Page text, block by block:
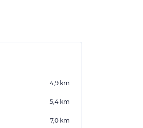
4,9 km
5,4 km
7,0 km